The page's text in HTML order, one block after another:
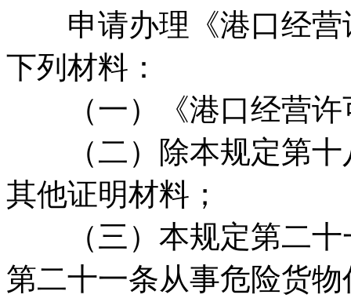
申请办理《港口经营
下列材料：
（一）《港口经营许
（二）除本规定第十
其他证明材料；
（三）本规定第二十
第二十一条从事危险货